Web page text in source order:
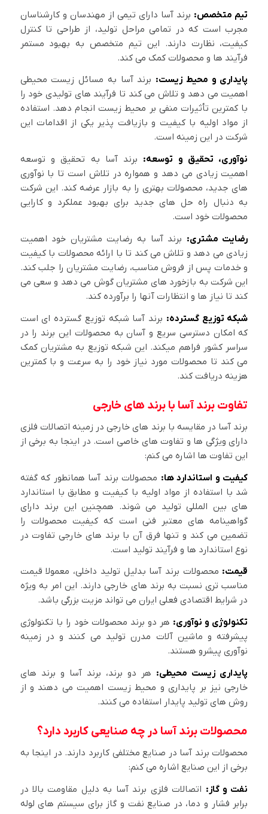
تیم متخصص: برند آسا دارای تیمی از مهندسان و کارشناسان
مجرب است که در تمامی مراحل تولید، از طراحی تا کنترل
کیفیت، نظارت دارند. این تیم متخصص به بهبود مستمر
فرآیند ها و محصولات کمک می کند.
پایداری و محیط زیست: برند آسا به مسائل زیست محیطی
اهمیت می دهد و تلاش می کند تا فرآیند های تولیدی خود را
با کمترین تأثیرات منفی بر محیط زیست انجام دهد. استفاده
از مواد اولیه با کیفیت و بازیافت پذیر یکی از اقدامات این
شرکت در این زمینه است.
نوآوری، تحقیق و توسعه: برند آسا به تحقیق و توسعه
اهمیت زیادی می دهد و همواره در تلاش است تا با نوآوری
های جدید، محصولات بهتری را به بازار عرضه کند. این شرکت
به دنبال راه حل های جدید برای بهبود عملکرد و کارایی
محصولات خود است.
رضایت مشتری: برند آسا به رضایت مشتریان خود اهمیت
زیادی می دهد و تلاش می کند تا با ارائه محصولات با کیفیت
و خدمات پس از فروش مناسب، رضایت مشتریان را جلب کند.
این شرکت به بازخورد های مشتریان گوش می دهد و سعی می
کند تا نیاز ها و انتظارات آنها را برآورده کند.
شبکه توزیع گسترده: برند آسا شبکه توزیع گسترده ای است
که امکان دسترسی سریع و آسان به محصولات این برند را در
سراسر کشور فراهم میکند. این شبکه توزیع به مشتریان کمک
می کند تا محصولات مورد نیاز خود را به سرعت و با کمترین
هزینه دریافت کند.
تفاوت برند آسا با برند های خارجی
برند آسا در مقایسه با برند های خارجی در زمینه اتصالات فلزی
دارای ویژگی ها و تفاوت های خاصی است. در اینجا به برخی از
این تفاوت ها اشاره می کنم:
کیفیت و استاندارد ها: محصولات برند آسا همانطور که گفته
شد با استفاده از مواد اولیه با کیفیت و مطابق با استاندارد
های بین المللی تولید می شوند. همچنین این برند دارای
گواهینامه های معتبر فنی است که کیفیت محصولات را
تضمین می کند و تنها فرق آن با برند های خارجی تفاوت در
نوع استاندارد ها و فرآیند تولید است.
قیمت: محصولات برند آسا بدلیل تولید داخلی، معمولا قیمت
مناسب تری نسبت به برند های خارجی دارند. این امر به ویژه
در شرایط اقتصادی فعلی ایران می تواند مزیت بزرگی باشد.
تکنولوژی و نوآوری: هر دو برند محصولات خود را با تکنولوژی
پیشرفته و ماشین آلات مدرن تولید می کنند و در زمینه
نوآوری پیشرو هستند.
پایداری زیست محیطی: هر دو برند، برند آسا و برند های
خارجی نیز بر پایداری و محیط زیست اهمیت می دهند و از
روش های تولید پایدار استفاده می کنند.
محصولات برند آسا در چه صنایعی کاربرد دارد؟
محصولات برند آسا در صنایع مختلفی کاربرد دارند. در اینجا به
برخی از این صنایع اشاره می کنم:
نفت و گاز: اتصالات فلزی برند آسا به دلیل مقاومت بالا در
برابر فشار و دما، در صنایع نفت و گاز برای سیستم های لوله